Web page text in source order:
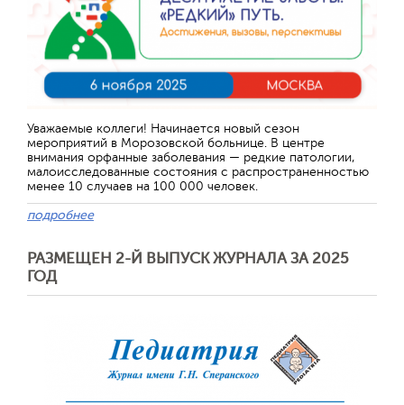
Уважаемые коллеги! Начинается новый сезон
мероприятий в Морозовской больнице. В центре
внимания орфанные заболевания — редкие патологии,
малоисследованные состояния с распространенностью
менее 10 случаев на 100 000 человек.
подробнее
РАЗМЕЩЕН 2-Й ВЫПУСК ЖУРНАЛА ЗА 2025
ГОД